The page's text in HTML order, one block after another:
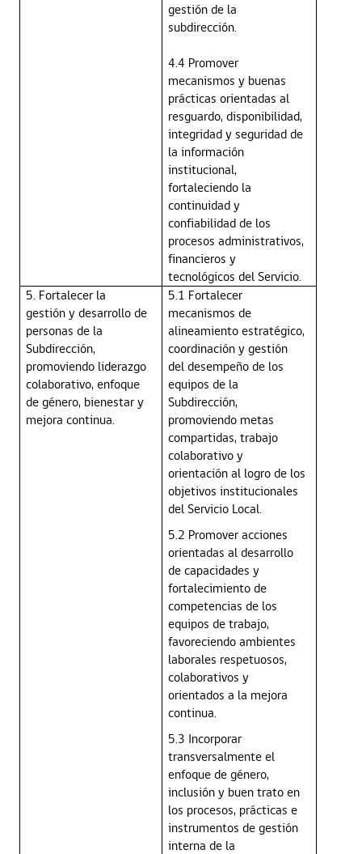
gestión de la
subdirección.
4.4 Promover
mecanismos y buenas
prácticas orientadas al
resguardo, disponibilidad,
integridad y seguridad de
la información
institucional,
fortaleciendo la
continuidad y
confiabilidad de los
procesos administrativos,
financieros y
tecnológicos del Servicio.
5. Fortalecer la
gestión y desarrollo de
personas de la
Subdirección,
promoviendo liderazgo
colaborativo, enfoque
de género, bienestar y
mejora continua.
5.1 Fortalecer
mecanismos de
alineamiento estratégico,
coordinación y gestión
del desempeño de los
equipos de la
Subdirección,
promoviendo metas
compartidas, trabajo
colaborativo y
orientación al logro de los
objetivos institucionales
del Servicio Local.
5.2 Promover acciones
orientadas al desarrollo
de capacidades y
fortalecimiento de
competencias de los
equipos de trabajo,
favoreciendo ambientes
laborales respetuosos,
colaborativos y
orientados a la mejora
continua.
5.3 Incorporar
transversalmente el
enfoque de género,
inclusión y buen trato en
los procesos, prácticas e
instrumentos de gestión
interna de la